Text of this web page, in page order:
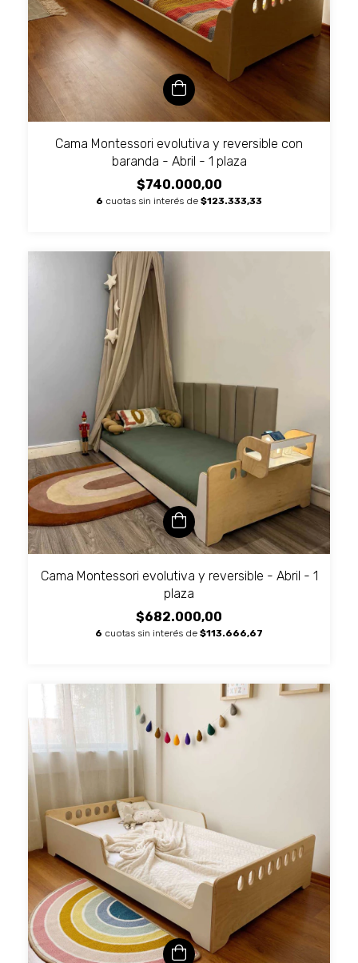
Cama Montessori evolutiva y reversible con
baranda - Abril - 1 plaza
$740.000,00
6 cuotas sin interés de $123.333,33
Cama Montessori evolutiva y reversible - Abril - 1
plaza
$682.000,00
6 cuotas sin interés de $113.666,67